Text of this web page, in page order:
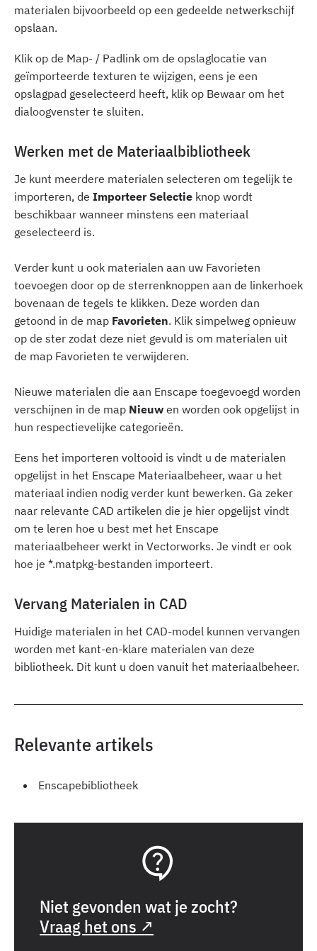
materialen bijvoorbeeld op een gedeelde netwerkschijf
opslaan.
Klik op de Map- / Padlink om de opslaglocatie van
geïmporteerde texturen te wijzigen, eens je een
opslagpad geselecteerd heeft, klik op Bewaar om het
dialoogvenster te sluiten.
Werken met de Materiaalbibliotheek
Je kunt meerdere materialen selecteren om tegelijk te
importeren, de Importeer Selectie knop wordt
beschikbaar wanneer minstens een materiaal
geselecteerd is.
Verder kunt u ook materialen aan uw Favorieten
toevoegen door op de sterrenknoppen aan de linkerhoek
bovenaan de tegels te klikken. Deze worden dan
getoond in de map Favorieten. Klik simpelweg opnieuw
op de ster zodat deze niet gevuld is om materialen uit
de map Favorieten te verwijderen.
Nieuwe materialen die aan Enscape toegevoegd worden
verschijnen in de map Nieuw en worden ook opgelijst in
hun respectievelijke categorieën.
Eens het importeren voltooid is vindt u de materialen
opgelijst in het Enscape Materiaalbeheer, waar u het
materiaal indien nodig verder kunt bewerken. Ga zeker
naar relevante CAD artikelen die je hier opgelijst vindt
om te leren hoe u best met het Enscape
materiaalbeheer werkt in Vectorworks. Je vindt er ook
hoe je *.matpkg-bestanden importeert.
Vervang Materialen in CAD
Huidige materialen in het CAD-model kunnen vervangen
worden met kant-en-klare materialen van deze
bibliotheek. Dit kunt u doen vanuit het materiaalbeheer.
Relevante artikels
Enscapebibliotheek
Niet gevonden wat je zocht?
Vraag het ons ↗